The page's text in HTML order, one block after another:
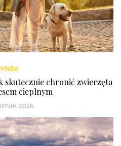
skutecznie chronić zwierzęta
cieplnym
2026